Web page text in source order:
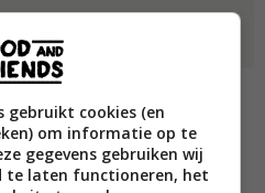
gebruikt cookies (en
om informatie op te
gegevens gebruiken wij
te laten functioneren, het